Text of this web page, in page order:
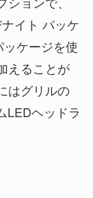
イト パッケ
ケージを使
えることが
はグリルの
LEDヘッドラ